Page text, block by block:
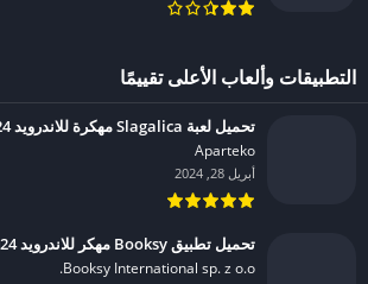
التطبيقات وألعاب الأعلى تقييمًا
تحميل لعبة Slagalica مهكرة للاندرويد 2024
Aparteko‏
أبريل 28, 2024
تحميل تطبيق Booksy مهكر للاندرويد 2024
Booksy International sp. z o.o.‏